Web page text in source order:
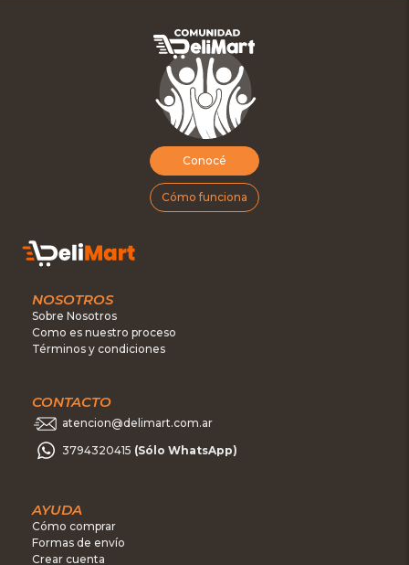
Conocé
Cómo funciona
NOSOTROS
Sobre Nosotros
Como es nuestro proceso
Términos y condiciones
CONTACTO
atencion@delimart.com.ar
3794320415 (Sólo WhatsApp)
AYUDA
Cómo comprar
Formas de envío
Crear cuenta